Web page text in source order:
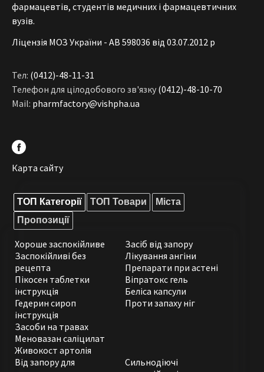
фармацевтів, студентів медичних і фармацевтичних
вузів.
Ліцензія МОЗ України - АВ 598036 від 03.07.2012 р
Тел: (0412)-48-11-31
Телефон для цілодобового зв'язку (0412)-48-10-70
Mail: pharmfactory@vishpha.ua
Карта сайту
ТОП Категорії ТОП Товари
Міста
Пропозиції
Хороше заспокійливе
Заспокійливі без
рецепта
Пікосен таблетки
інструкція
Гедерин сироп
інструкція
Засоби на травах
Меновазан саліцилат
Живокост артолія
Засіб від запору
Лікування ангіни
Препарати при астені
Віпратокс гель
Беліса капсули
Проти запаху ніг
Від запору для
Сильнодіючі